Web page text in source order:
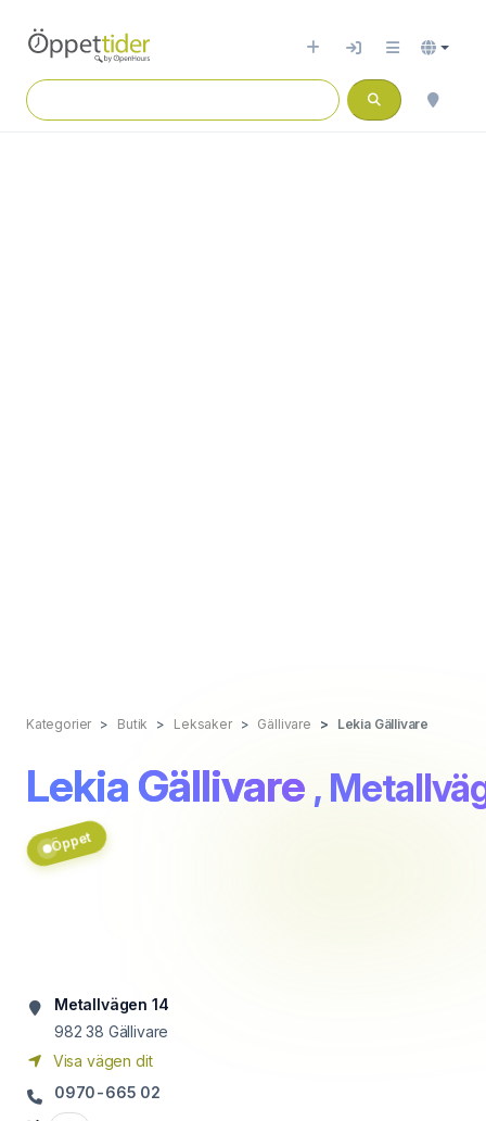
Kategorier Butik Leksaker Gällivare Lekia Gällivare
Lekia Gällivare ,
Öppet
Metallvägen 14
982 38 Gällivare
Visa vägen dit
0970-665 02